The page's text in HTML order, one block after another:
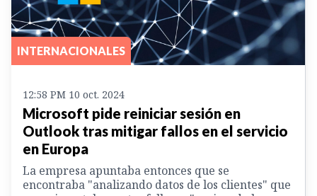
INTERNACIONALES
12:58 PM 10 oct. 2024
Microsoft pide reiniciar sesión en
Outlook tras mitigar fallos en el servicio
en Europa
La empresa apuntaba entonces que se
encontraba "analizando datos de los clientes" que